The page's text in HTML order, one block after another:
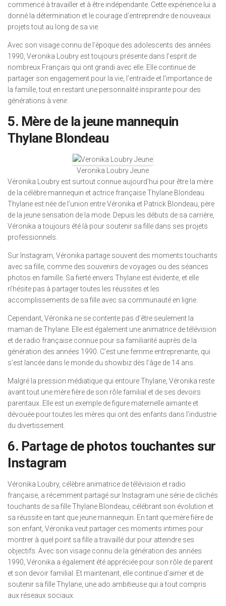
commencé à travailler et à être indépendante. Cette expérience lui a
donné la détermination et le courage d’entreprendre de nouveaux
projets tout au long de sa vie.
Avec son visage connu de l’époque des adolescents des années
1990, Veronika Loubry est toujours présente dans l’esprit de
nombreux Français qui ont grandi avec elle. Elle continue de
partager son engagement pour la vie, l’entraide et l’importance de
la famille, tout en restant une personnalité inspirante pour des
générations à venir.
5. Mère de la jeune mannequin
Thylane Blondeau
Veronika Loubry Jeune
Véronika Loubry est surtout connue aujourd’hui pour être la mère
de la célèbre mannequin et actrice française Thylane Blondeau.
Thylane est née de l’union entre Véronika et Patrick Blondeau, père
de la jeune sensation de la mode. Depuis les débuts de sa carrière,
Véronika a toujours été là pour soutenir sa fille dans ses projets
professionnels.
Sur Instagram, Véronika partage souvent des moments touchants
avec sa fille, comme des souvenirs de voyages ou des séances
photos en famille. Sa fierté envers Thylane est évidente, et elle
n’hésite pas à partager toutes les réussites et les
accomplissements de sa fille avec sa communauté en ligne.
Cependant, Véronika ne se contente pas d’être seulement la
maman de Thylane. Elle est également une animatrice de télévision
et de radio française connue pour sa familiarité auprès de la
génération des années 1990. C’est une femme entreprenante, qui
s’est lancée dans le monde du showbiz dès l’âge de 14 ans.
Malgré la pression médiatique qui entoure Thylane, Véronika reste
avant tout une mère fière de son rôle familial et de ses devoirs
parentaux. Elle est un exemple de figure maternelle aimante et
dévouée pour toutes les mères qui ont des enfants dans l’industrie
du divertissement.
6. Partage de photos touchantes sur
Instagram
Véronika Loubry, célèbre animatrice de télévision et radio
française, a récemment partagé sur Instagram une série de clichés
touchants de sa fille Thylane Blondeau, célébrant son évolution et
sa réussite en tant que jeune mannequin. En tant que mère fière de
son enfant, Véronika veut partager ces moments intimes pour
montrer à quel point sa fille a travaillé dur pour atteindre ses
objectifs. Avec son visage connu de la génération des années
1990, Véronika a également été appréciée pour son rôle de parent
et son devoir familial. Et maintenant, elle continue d’aimer et de
soutenir sa fille Thylane, une ado ambitieuse qui a tout compris
aux réseaux sociaux.